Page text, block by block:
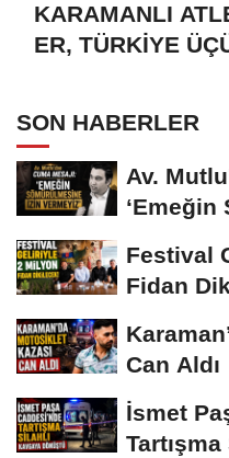
KARAMANLI
ER, TÜRKİYE
SON HABERLER
Av.
Festival
Fidan
Can Aldı
İsmet